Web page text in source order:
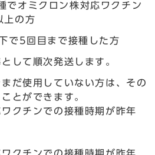
でオミクロン株対応ワクチン
上の方
で5回目まで接種した方
して順次発送します。
だ使用していない方は、その
とができます。
クチンでの接種時期が昨年